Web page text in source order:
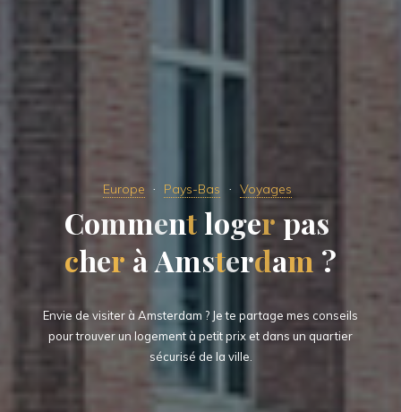
Europe Pays-Bas Voyages
Comment loger pas
cher àAmsterdam ?
Envie de visiter à Amsterdam ? Je te partage mes conseils
pour trouver un logement à petit prix et dans un quartier
sécurisé de la ville.